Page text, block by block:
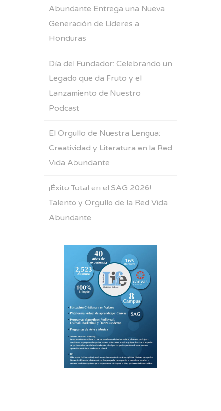
Abundante Entrega una Nueva
Generación de Líderes a
Honduras
Día del Fundador: Celebrando un
Legado que da Fruto y el
Lanzamiento de Nuestro
Podcast
El Orgullo de Nuestra Lengua:
Creatividad y Literatura en la Red
Vida Abundante
¡Éxito Total en el SAG 2026!
Talento y Orgullo de la Red Vida
Abundante